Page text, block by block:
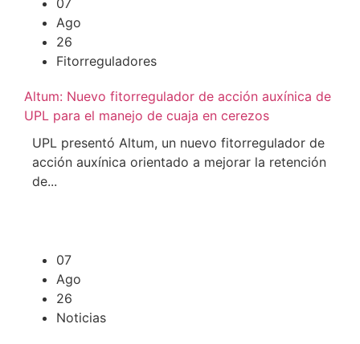
07
Ago
26
Fitorreguladores
Altum: Nuevo fitorregulador de acción auxínica de
UPL para el manejo de cuaja en cerezos
UPL presentó Altum, un nuevo fitorregulador de
acción auxínica orientado a mejorar la retención
de...
07
Ago
26
Noticias